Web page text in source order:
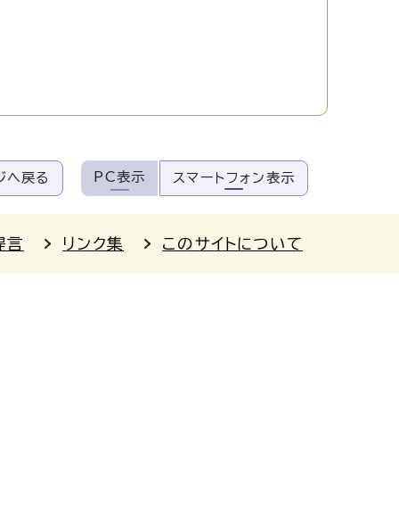
へ戻る PC表示 スマートフォン表示
言 リンク集 このサイトについて